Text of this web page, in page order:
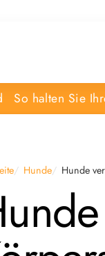
So halten Sie
Hunde Hunde